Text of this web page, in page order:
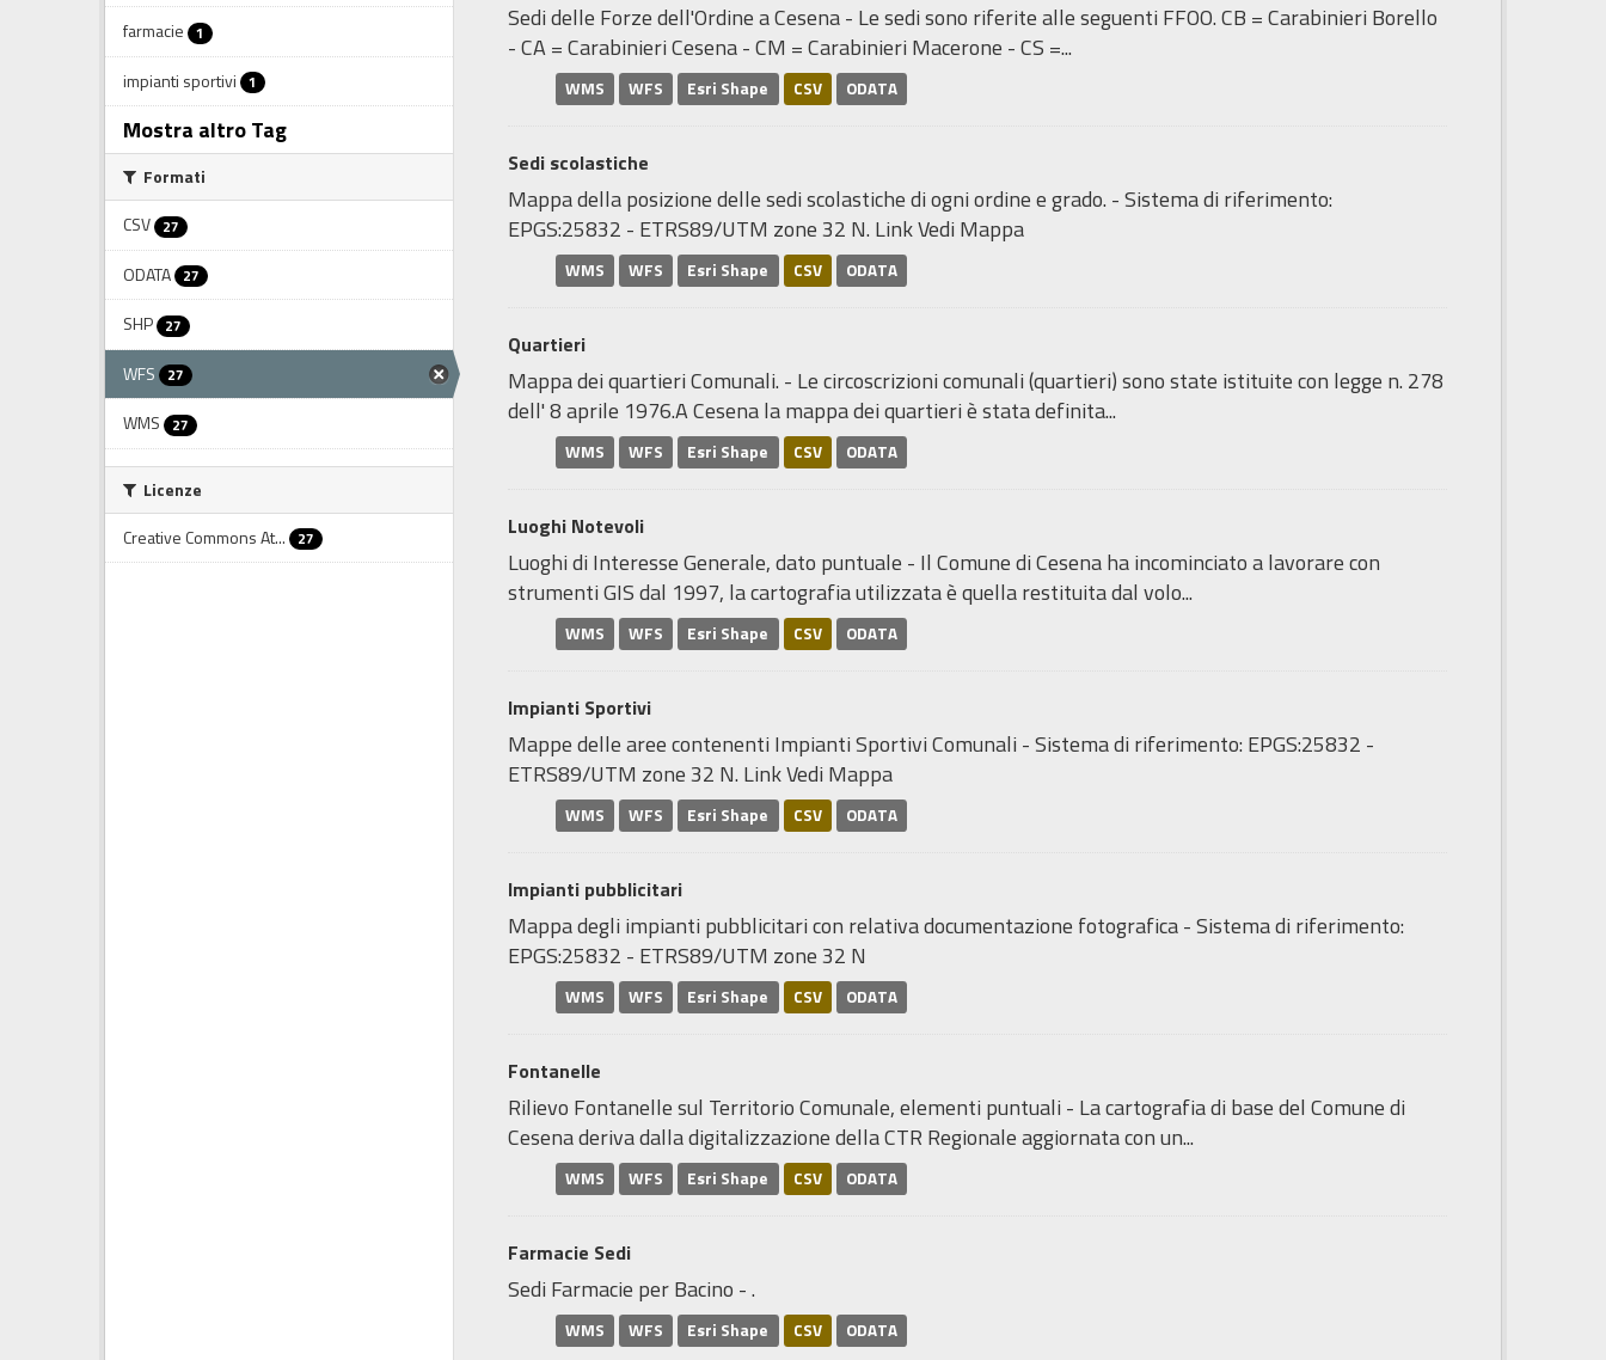
farmacie 1
impianti sportivi 1
Mostra altro Tag
Formati
CSV 27
ODATA 27
SHP 27
WFS 27
WMS 27
Licenze
Creative Commons At...
27
Sedi delle Forze dell'Ordine a Cesena - Le sedi sono riferite alle seguenti FFOO. CB = Carabinieri Borello
- CA = Carabinieri Cesena - CM = Carabinieri Macerone - CS =...
WMS WFS Esri Shape CSV ODATA
Sedi scolastiche
Mappa della posizione delle sedi scolastiche di ogni ordine e grado. - Sistema di riferimento:
EPGS:25832 - ETRS89/UTM zone 32 N. Link Vedi Mappa
WMS WFS Esri Shape CSV ODATA
Quartieri
Mappa dei quartieri Comunali. - Le circoscrizioni comunali (quartieri) sono state istituite con legge n. 278
dell' 8 aprile 1976.A Cesena la mappa dei quartieri è stata definita...
WMS WFS Esri Shape CSV ODATA
Luoghi Notevoli
Luoghi di Interesse Generale, dato puntuale - Il Comune di Cesena ha incominciato a lavorare con
strumenti GIS dal 1997, la cartografia utilizzata è quella restituita dal volo...
WMS WFS Esri Shape CSV ODATA
Impianti Sportivi
Mappe delle aree contenenti Impianti Sportivi Comunali - Sistema di riferimento: EPGS:25832 -
ETRS89/UTM zone 32 N. Link Vedi Mappa
WMS WFS Esri Shape CSV ODATA
Impianti pubblicitari
Mappa degli impianti pubblicitari con relativa documentazione fotografica - Sistema di riferimento:
EPGS:25832 - ETRS89/UTM zone 32 N
WMS WFS Esri Shape CSV ODATA
Fontanelle
Rilievo Fontanelle sul Territorio Comunale, elementi puntuali - La cartografia di base del Comune di
Cesena deriva dalla digitalizzazione della CTR Regionale aggiornata con un...
WMS WFS Esri Shape CSV ODATA
Farmacie Sedi
Sedi Farmacie per Bacino - .
WMS WFS Esri Shape CSV ODATA